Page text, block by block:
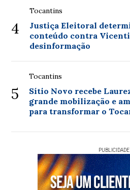
4
Tocantins
Justiça Eleitoral
conteúdo contra
desinformação
5
Tocantins
Sítio Novo recebe
grande mobilização e
para transformar o
PUBLICIDADE